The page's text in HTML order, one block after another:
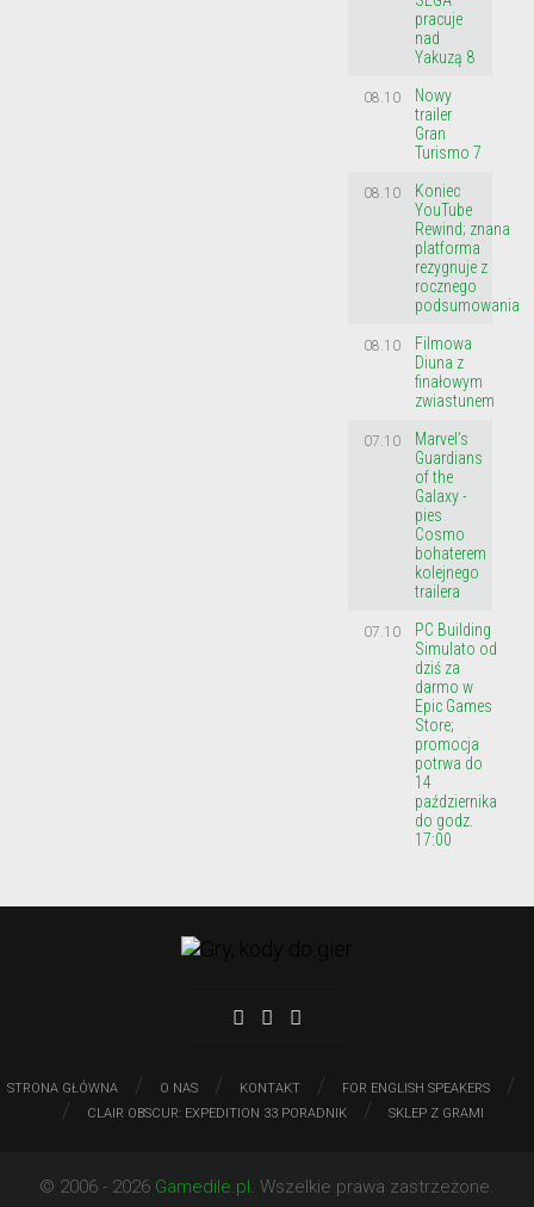
pracuje
nad
Yakuzą 8
08.10
Nowy
trailer
Gran
Turismo 7
08.10
Koniec
YouTube
Rewind; znana
platforma
rezygnuje z
rocznego
podsumowania
08.10
Filmowa
Diuna z
finałowym
zwiastunem
07.10
Marvel’s
Guardians
of the
Galaxy -
pies
Cosmo
bohaterem
kolejnego
trailera
07.10
PC Building
Simulato od
dziś za
darmo w
Epic Games
Store;
promocja
potrwa do
14
października
do godz.
17:00
STRONA GŁÓWNA / O NAS / KONTAKT / FOR ENGLISH SPEAKERS
/
/
CLAIR OBSCUR: EXPEDITION 33 PORADNIK / SKLEP Z GRAMI
© 2006 - 2026 Gamedile.pl. Wszelkie prawa zastrzeżone.